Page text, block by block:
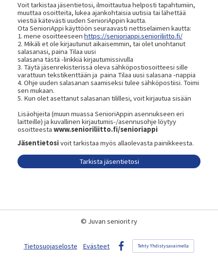
Voit tarkistaa jäsentietosi, ilmoittautua helposti tapahtumiin,
muuttaa osoitteita, lukea ajankohtaisia uutisia tai lähettää
viestiä kätevästi uuden SenioriAppin kautta.
Ota SenioriAppi käyttöön seuraavasti nettiselaimen kautta:
1. mene osoitteeseen https://senioriappi.senioriliitto.fi/
2. Mikäli et ole kirjautunut aikaisemmin, tai olet unohtanut
salasanasi, paina Tilaa uusi
salasana tästä -linkkiä kirjautumissivulla
3. Täytä jäsenrekisterissä oleva sähköpostiosoitteesi sille
varattuun tekstikenttään ja paina Tilaa uusi salasana -nappia
4. Ohje uuden salasanan saamiseksi tulee sähköpostiisi. Toimi
sen mukaan.
5. Kun olet asettanut salasanan tilillesi, voit kirjautua sisään
Lisäohjeita (muun muassa SenioriAppin asennukseen eri
laitteille) ja kuvallinen kirjautumis-/asennusohje löytyy
osoitteesta www.senioriliitto.fi/senioriappi
Jäsentietosivoit tarkistaa myös allaolevasta painikkeesta.
Tarkista jäsentietosi
© Juvan seniorit ry
Tietosuojaseloste
Evästeet
Facebook
Tehty Yhdistysavaimella